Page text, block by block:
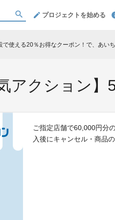
プロジェクトを始める
で使える20％お得なクーポン！で、あい
アクション
ご指定店舗で60,000円分
入後にキャンセル・商品